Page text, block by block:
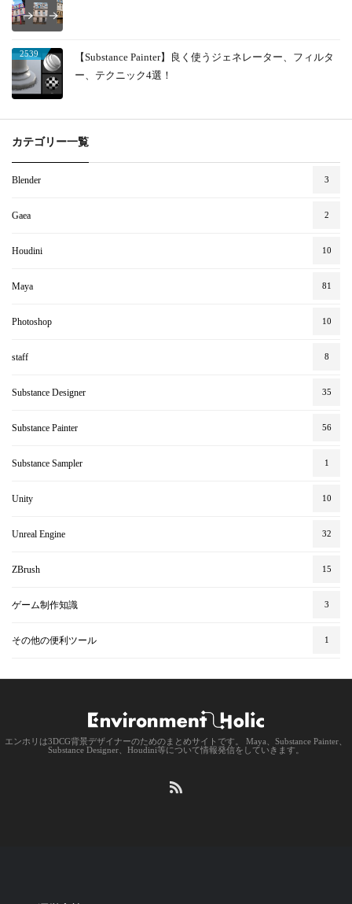
2539
【Substance Painter】良く使うジェネレーター、フィルタ
ー、テクニック4選！
カテゴリー一覧
Blender 3
Gaea 2
Houdini 10
Maya 81
Photoshop 10
staff 8
Substance Designer 35
Substance Painter 56
Substance Sampler 1
Unity 10
Unreal Engine 32
ZBrush 15
ゲーム制作知識 3
その他の便利ツール 1
エンホリは3DCG背景デザイナーのためのまとめサイトです。 Maya、Substance Painter、
Substance Designer、Houdini等について情報発信をしていきます。